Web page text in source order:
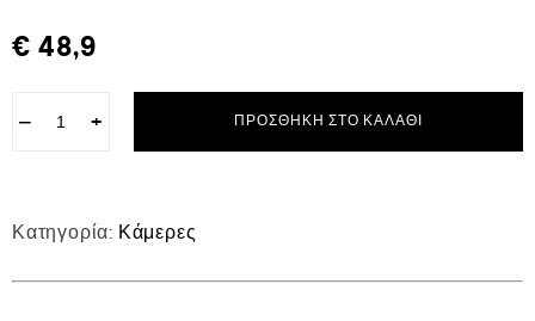
€ 48,9
− + ΠΡΟΣΘΉΚΗ ΣΤΟ ΚΑΛΆΘΙ
Κατηγορία: Κάμερες